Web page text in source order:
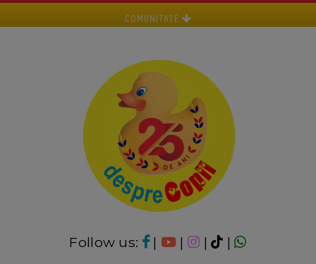
COMUNITATE
Follow us: | | |
|